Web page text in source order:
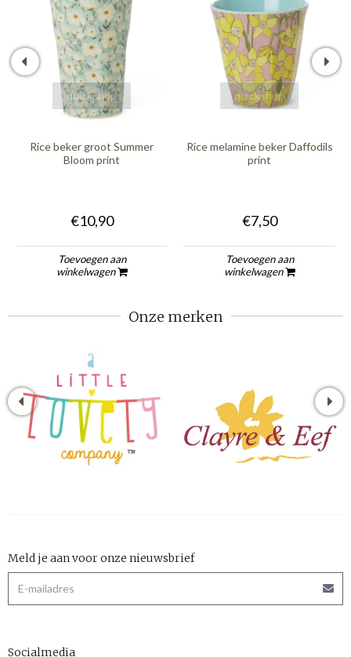
quickshop
Rice beker groot Summer
Bloom print
€10,90
Toevoegen aan
winkelwagen
quickshop
Rice melamine beker Daffodils
print
€7,50
Toevoegen aan
winkelwagen
Onze merken
Meld je aan voor onze nieuwsbrief
Socialmedia